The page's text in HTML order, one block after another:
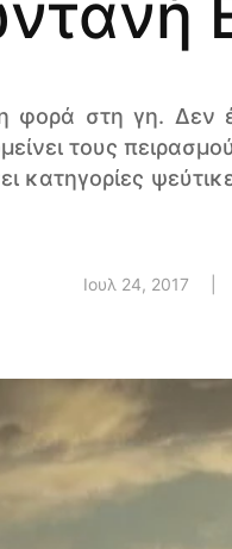
φορά στη γη.
τους
κατηγορίες
Ιουλ 24, 2017